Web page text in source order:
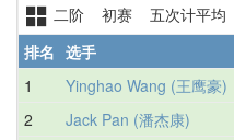
二阶 初赛 五次计平均
排名 选手
1
Yinghao Wang (王鹰豪)
2 Jack Pan (潘杰康)